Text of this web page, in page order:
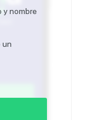
y nombre
un